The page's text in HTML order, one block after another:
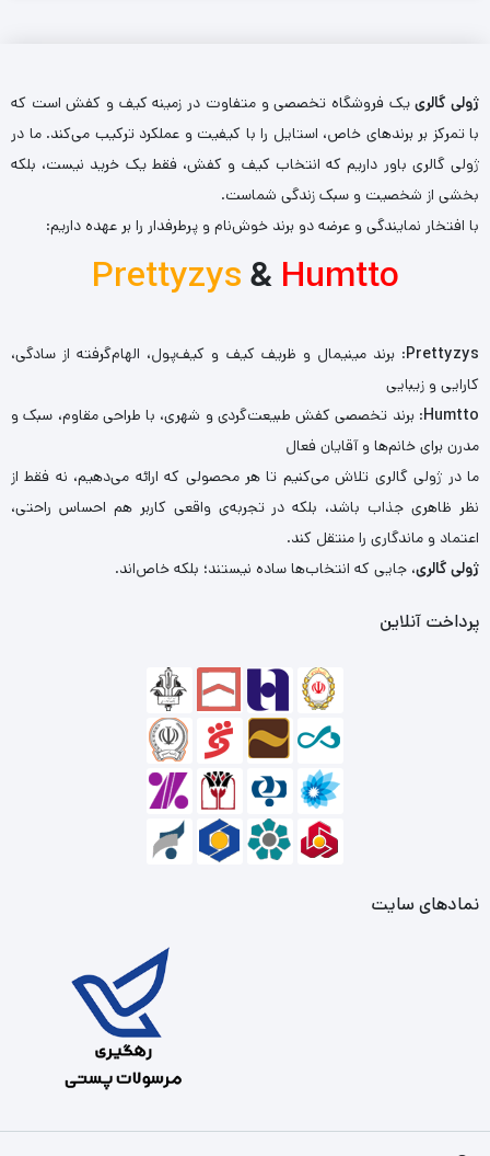
ژولی گالرییک فروشگاه تخصصی و متفاوت در زمینه کیف و کفش است که
با تمرکز بر برندهای خاص، استایل را با کیفیت و عملکرد ترکیب می‌کند. ما در
ژولی گالری باور داریم که انتخاب کیف و کفش، فقط یک خرید نیست، بلکه
بخشی از شخصیت و سبک زندگی شماست.
با افتخار نمایندگی و عرضه دو برند خوش‌نام و پرطرفدار را بر عهده داریم:
Prettyzys& Humtto
Prettyzys: برند مینیمال و ظریف کیف و کیف‌پول، الهام‌گرفته از سادگی،
کارایی و زیبایی
Humtto: برند تخصصی کفش طبیعت‌گردی و شهری، با طراحی مقاوم، سبک و
مدرن برای خانم‌ها و آقایان فعال
ما در ژولی گالری تلاش می‌کنیم تا هر محصولی که ارائه می‌دهیم، نه فقط از
نظر ظاهری جذاب باشد، بلکه در تجربه‌ی واقعی کاربر هم احساس راحتی،
اعتماد و ماندگاری را منتقل کند.
ژولی گالری، جایی که انتخاب‌ها ساده نیستند؛ بلکه خاص‌اند.
پرداخت آنلاین
نمادهای سایت